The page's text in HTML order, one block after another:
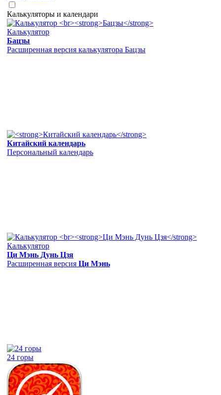
Калькуляторы и календари
Калькулятор
Бацзы
Расширенная версия калькулятора Бацзы
Китайский календарь
Персональный календарь
Калькулятор
Ци Мэнь Дунь Цзя
Расширенная версия Ци Мэнь
24 горы